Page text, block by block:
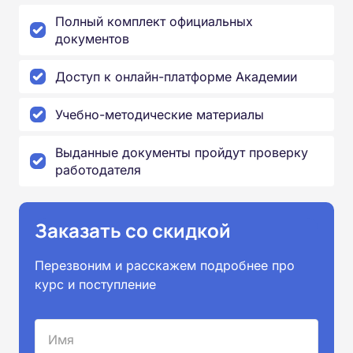
Полный комплект официальных
документов
Доступ к онлайн-платформе Академии
Учебно-методические материалы
Выданные документы пройдут проверку
работодателя
Заказать со скидкой
Перезвоним и расскажем подробнее про
курс и поступление